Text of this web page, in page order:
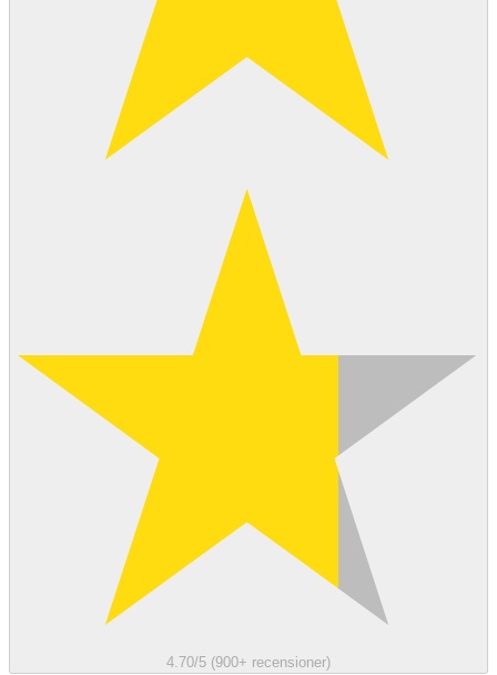
4.70/5 (900+ recensioner)